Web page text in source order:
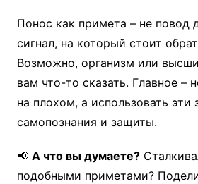
Понос как примета – не повод
сигнал, на который стоит
Возможно, организм или
вам что-то сказать. Главное –
на плохом, а использовать эти
самопознания и защиты.
📢 А что вы думаете?
подобными приметами?